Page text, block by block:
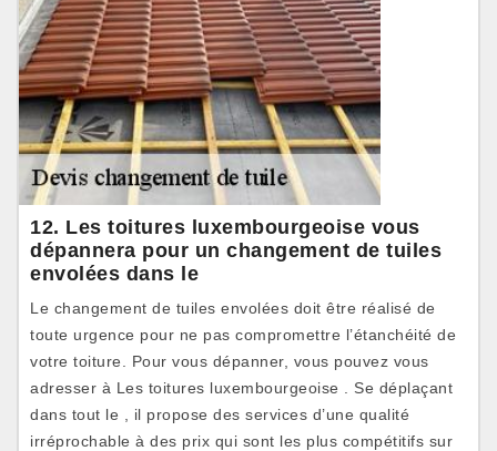
12. Les toitures luxembourgeoise vous
dépannera pour un changement de tuiles
envolées dans le
Le changement de tuiles envolées doit être réalisé de
toute urgence pour ne pas compromettre l’étanchéité de
votre toiture. Pour vous dépanner, vous pouvez vous
adresser à Les toitures luxembourgeoise . Se déplaçant
dans tout le , il propose des services d’une qualité
irréprochable à des prix qui sont les plus compétitifs sur